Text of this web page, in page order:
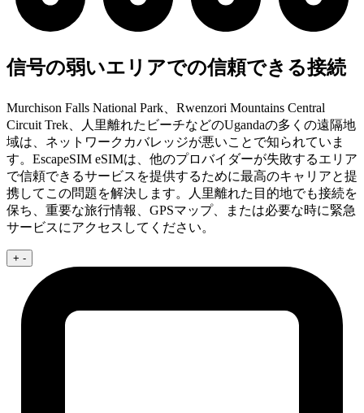
信号の弱いエリアでの信頼できる接続
Murchison Falls National Park、Rwenzori Mountains Central
Circuit Trek、人里離れたビーチなどのUgandaの多くの遠隔地
域は、ネットワークカバレッジが悪いことで知られていま
す。EscapeSIM eSIMは、他のプロバイダーが失敗するエリア
で信頼できるサービスを提供するために最高のキャリアと提
携してこの問題を解決します。人里離れた目的地でも接続を
保ち、重要な旅行情報、GPSマップ、または必要な時に緊急
サービスにアクセスしてください。
+ -